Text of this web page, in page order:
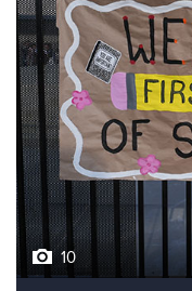
10